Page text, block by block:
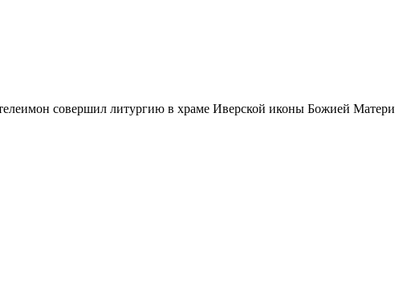
совершил литургию в храме Иверской иконы Божией Матери